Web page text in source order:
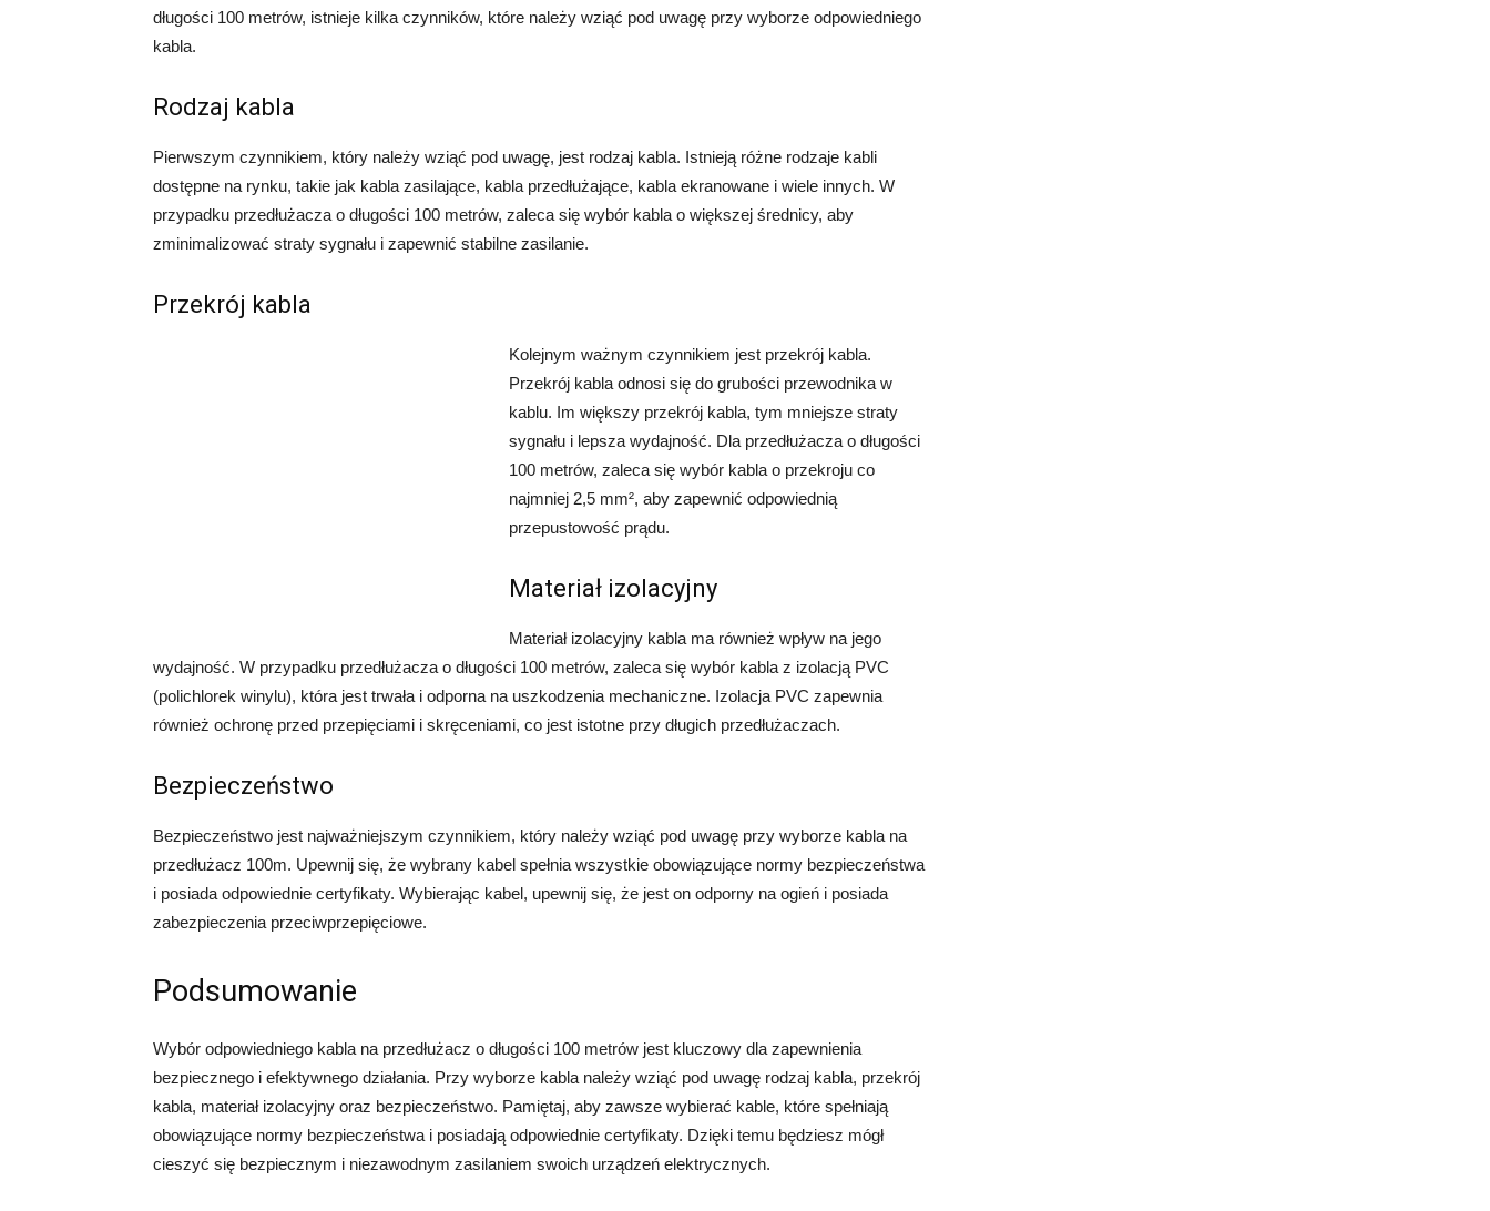
długości 100 metrów, istnieje kilka czynników, które należy wziąć pod uwagę przy wyborze odpowiedniego
kabla.
Rodzaj kabla
Pierwszym czynnikiem, który należy wziąć pod uwagę, jest rodzaj kabla. Istnieją różne rodzaje kabli
dostępne na rynku, takie jak kabla zasilające, kabla przedłużające, kabla ekranowane i wiele innych. W
przypadku przedłużacza o długości 100 metrów, zaleca się wybór kabla o większej średnicy, aby
zminimalizować straty sygnału i zapewnić stabilne zasilanie.
Przekrój kabla
Kolejnym ważnym czynnikiem jest przekrój kabla.
Przekrój kabla odnosi się do grubości przewodnika w
kablu. Im większy przekrój kabla, tym mniejsze straty
sygnału i lepsza wydajność. Dla przedłużacza o długości
100 metrów, zaleca się wybór kabla o przekroju co
najmniej 2,5 mm², aby zapewnić odpowiednią
przepustowość prądu.
Materiał izolacyjny
Materiał izolacyjny kabla ma również wpływ na jego
wydajność. W przypadku przedłużacza o długości 100 metrów, zaleca się wybór kabla z izolacją PVC
(polichlorek winylu), która jest trwała i odporna na uszkodzenia mechaniczne. Izolacja PVC zapewnia
również ochronę przed przepięciami i skręceniami, co jest istotne przy długich przedłużaczach.
Bezpieczeństwo
Bezpieczeństwo jest najważniejszym czynnikiem, który należy wziąć pod uwagę przy wyborze kabla na
przedłużacz 100m. Upewnij się, że wybrany kabel spełnia wszystkie obowiązujące normy bezpieczeństwa
i posiada odpowiednie certyfikaty. Wybierając kabel, upewnij się, że jest on odporny na ogień i posiada
zabezpieczenia przeciwprzepięciowe.
Podsumowanie
Wybór odpowiedniego kabla na przedłużacz o długości 100 metrów jest kluczowy dla zapewnienia
bezpiecznego i efektywnego działania. Przy wyborze kabla należy wziąć pod uwagę rodzaj kabla, przekrój
kabla, materiał izolacyjny oraz bezpieczeństwo. Pamiętaj, aby zawsze wybierać kable, które spełniają
obowiązujące normy bezpieczeństwa i posiadają odpowiednie certyfikaty. Dzięki temu będziesz mógł
cieszyć się bezpiecznym i niezawodnym zasilaniem swoich urządzeń elektrycznych.